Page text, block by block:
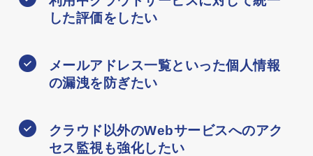
した評価をしたい
メールアドレス一覧といった個人情報
の漏洩を防ぎたい
クラウド以外のWebサービスへのアク
セス監視も強化したい